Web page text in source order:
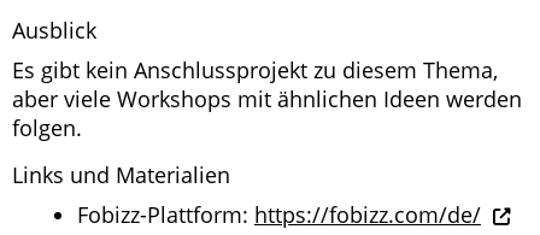
Ausblick
Es gibt kein Anschlussprojekt zu diesem Thema,
aber viele Workshops mit ähnlichen Ideen werden
folgen.
Links und Materialien
Fobizz-Plattform: https://fobizz.com/de/